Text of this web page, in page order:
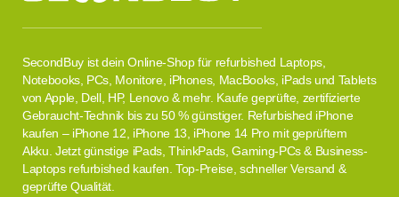
SecondBuy ist dein Online-Shop für refurbished Laptops,
Notebooks, PCs, Monitore, iPhones, MacBooks, iPads und Tablets
von Apple, Dell, HP, Lenovo & mehr. Kaufe geprüfte, zertifizierte
Gebraucht-Technik bis zu 50 % günstiger. Refurbished iPhone
kaufen – iPhone 12, iPhone 13, iPhone 14 Pro mit geprüftem
Akku. Jetzt günstige iPads, ThinkPads, Gaming-PCs & Business-
Laptops refurbished kaufen. Top-Preise, schneller Versand &
geprüfte Qualität.